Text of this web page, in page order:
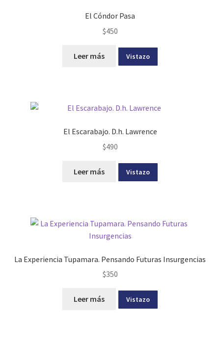
El Cóndor Pasa
$450
Leer más Vistazo
El Escarabajo. D.h. Lawrence
$490
Leer más Vistazo
La Experiencia Tupamara. Pensando Futuras Insurgencias
$350
Leer más Vistazo